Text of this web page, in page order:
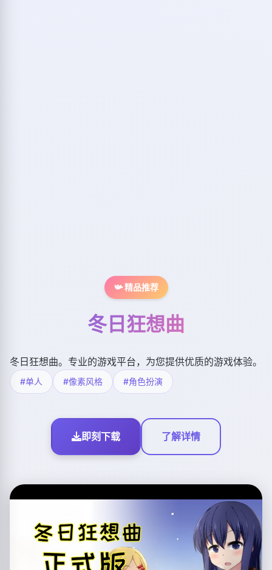
📯 精品推荐
冬日狂想曲
冬日狂想曲。专业的游戏平台，为您提供优质的游戏体验。
#单人 #像素风格 #角色扮演
即刻下载 了解详情